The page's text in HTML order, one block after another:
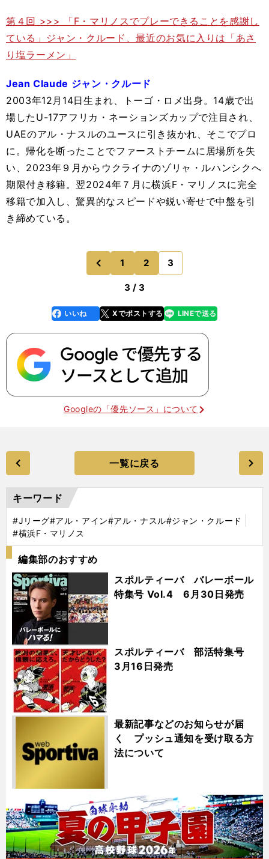
第４回 >>> 「F・マリノスでプレーできることを感謝し
ている」ジャン・クルード、最近のお気に入りは「あさ
り塩ラーメン」
Jean Claude ジャン・クルード
2003年12月14日生まれ、トーゴ・ロメ出身。14歳で出
場したU-17アフリカ・ネーションズカップで注目され、
UAEのアル・ナスルのユースに引き抜かれ、そこでプロ
に。帰化を断ったことでファーストチームに居場所を失
い、2023年９月からウクライナのゾリャ・ルハンシクへ
期限付き移籍。翌2024年７月に横浜F・マリノスに完全
移籍で加入し、驚異的なスピードや鋭い寄せで中盤を引
き締めている。
前
のページへ
1 2 3
3 / 3
faceboo
k
いいね Xでポストする
line LINEで送る
Googleの「優先ソース」について
一覧に戻る
キーワード
#Jリーグ#アル・アイン#アル・ナスル#ジャン・クルード
#横浜F・マリノス
編集部のおすすめ
スポルティーバ バレーボール
特集号 Vol.4 6月30日発売
スポルティーバ 部活特集号
3月16日発売
最新記事などのお知らせが届
く プッシュ通知を受け取る方
法について